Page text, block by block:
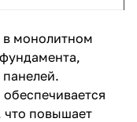
монолитном
что повышает